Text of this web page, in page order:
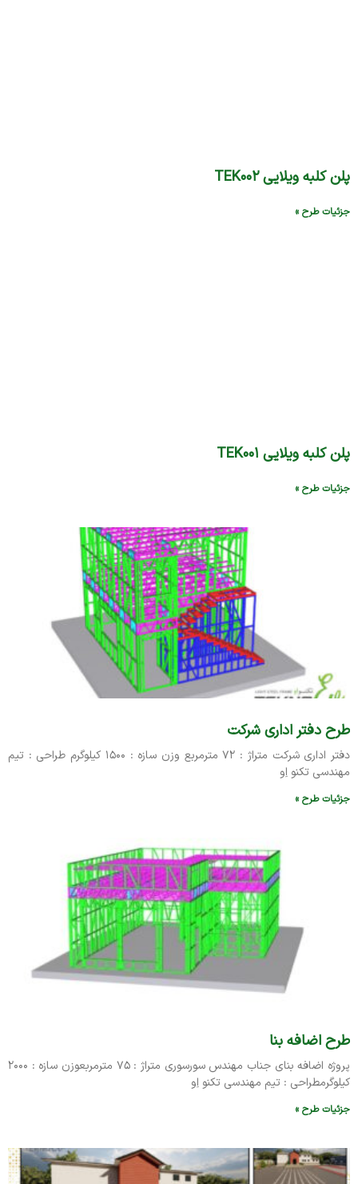
پلن کلبه ویلایی TEK۰۰۲
جزئیات طرح »
پلن کلبه ویلایی TEK۰۰۱
جزئیات طرح »
طرح دفتر اداری شرکت
دفتر اداری شرکت متراژ : ۷۲ مترمربع وزن سازه : ۱۵۰۰ کیلوگرم طراحی : تیم
مهندسی تکنو اِو
جزئیات طرح »
طرح اضافه بنا
پروژه اضافه بنای جناب مهندس سورسوری متراژ : ۷۵ مترمربعوزن سازه : ۲۰۰۰
کیلوگرمطراحی : تیم مهندسی تکنو اِو
جزئیات طرح »